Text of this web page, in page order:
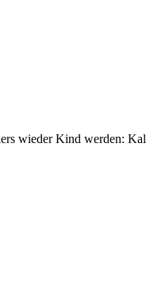
wieder Kind werden: